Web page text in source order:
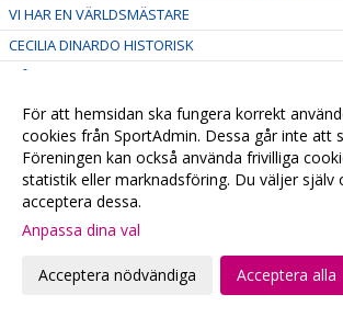
VI HAR EN VÄRLDSMÄSTARE
CECILIA DINARDO HISTORISK
Målvaktsträning 1
VM-update
Målvaktsträning
Matchens lirare, VM-debutanter & 4+1
SM-Regionslutspel DJ18
Torsdagsunderhållning!
BLACK FRIDAY: ÅRSKORT 50%
För att hemsidan ska fungera korrekt
cookies från SportAdmin. Dessa går inte att
Föreningen kan också använda frivilliga
statistik eller marknadsföring. Du väljer själv
acceptera dessa.
Anpassa dina val
Acceptera nödvändiga Acceptera alla